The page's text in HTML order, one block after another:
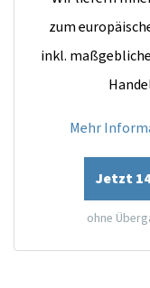
zum
inkl.
Mehr
Jetzt
ohne